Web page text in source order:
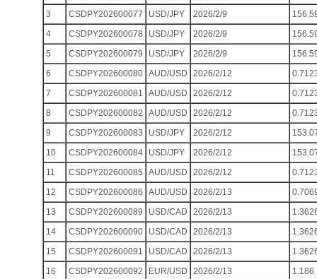
3
CSDPY202600077 USD/JPY 2026/2/9
4
CSDPY202600078 USD/JPY 2026/2/9
5
CSDPY202600079 USD/JPY 2026/2/9
6
CSDPY202600080 AUD/USD 2026/2/12
7
CSDPY202600081 AUD/USD 2026/2/12
8
CSDPY202600082 AUD/USD 2026/2/12
9
CSDPY202600083 USD/JPY 2026/2/12
10
CSDPY202600084 USD/JPY 2026/2/12
11
CSDPY202600085 AUD/USD 2026/2/12
12
CSDPY202600086 AUD/USD 2026/2/13
13
CSDPY202600089 USD/CAD 2026/2/13
14
CSDPY202600090 USD/CAD 2026/2/13
15
CSDPY202600091 USD/CAD 2026/2/13
16
CSDPY202600092 EUR/USD 2026/2/13
1.186